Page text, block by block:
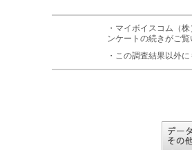
・マイボイスコム（
ンケートの続きがご覧
・この調査結果以外に